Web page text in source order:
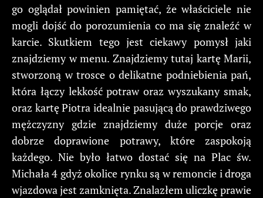
go oglądał powinien pamiętać, że właściciele nie
mogli dojść do porozumienia co ma się znaleźć w
karcie. Skutkiem tego jest ciekawy pomysł jaki
znajdziemy w menu. Znajdziemy tutaj kartę Marii,
stworzoną w trosce o delikatne podniebienia pań,
która łączy lekkość potraw oraz wyszukany smak,
oraz kartę Piotra idealnie pasującą do prawdziwego
mężczyzny gdzie znajdziemy duże porcje oraz
dobrze doprawione potrawy, które zaspokoją
każdego. Nie było łatwo dostać się na Plac św.
Michała 4 gdyż okolice rynku są w remoncie i droga
wjazdowa jest zamknięta. Znalazłem uliczkę prawie